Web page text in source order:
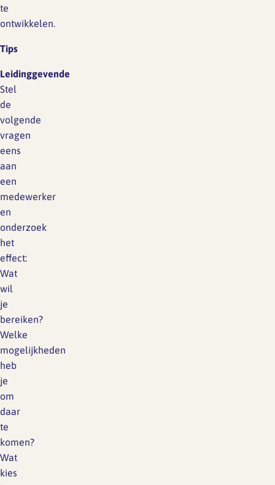
te
ontwikkelen.
Tips
Leidinggevende
Stel
de
volgende
vragen
eens
aan
een
medewerker
en
onderzoek
het
effect:
Wat
wil
je
bereiken?
Welke
mogelijkheden
heb
je
om
daar
te
komen?
Wat
kies